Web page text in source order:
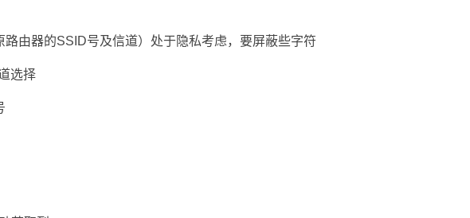
由器的SSID号及信道）处于隐私考虑，要屏蔽些字符
选择